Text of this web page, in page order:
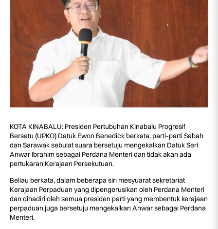
KOTA KINABALU: Presiden Pertubuhan Kinabalu Progresif
Bersatu (UPKO) Datuk Ewon Benedick berkata, parti-parti Sabah
dan Sarawak sebulat suara bersetuju mengekalkan Datuk Seri
Anwar Ibrahim sebagai Perdana Menteri dan tidak akan ada
pertukaran Kerajaan Persekutuan.
Beliau berkata, dalam beberapa siri mesyuarat sekretariat
Kerajaan Perpaduan yang dipengerusikan oleh Perdana Menteri
dan dihadiri oleh semua presiden parti yang membentuk kerajaan
perpaduan juga bersetuju mengekalkan Anwar sebagai Perdana
Menteri.